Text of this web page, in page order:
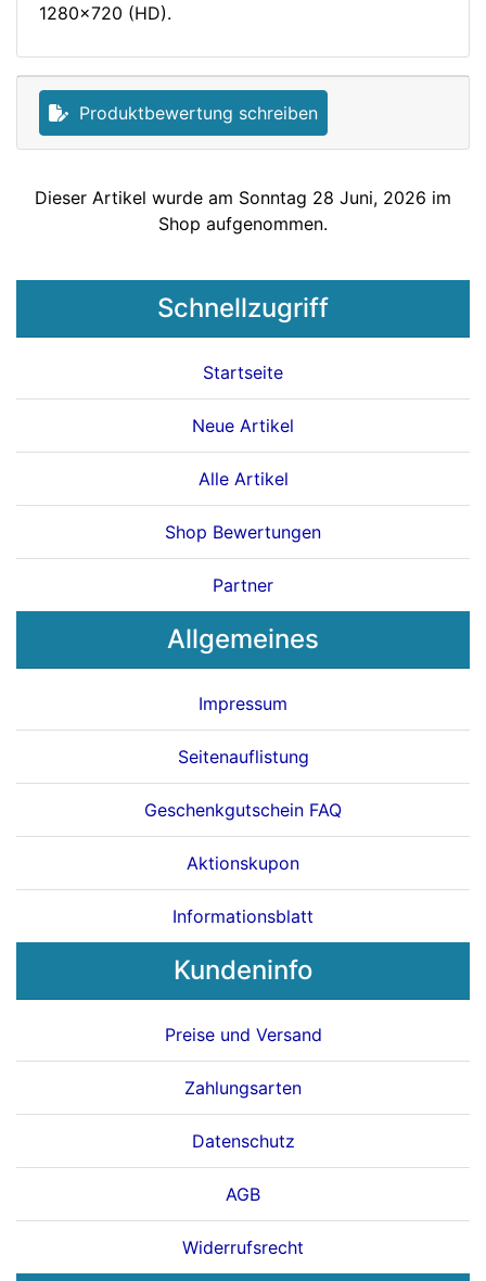
1280x720 (HD).
Produktbewertung schreiben
Dieser Artikel wurde am Sonntag 28 Juni, 2026 im
Shop aufgenommen.
Schnellzugriff
Startseite
Neue Artikel
Alle Artikel
Shop Bewertungen
Partner
Allgemeines
Impressum
Seitenauflistung
Geschenkgutschein FAQ
Aktionskupon
Informationsblatt
Kundeninfo
Preise und Versand
Zahlungsarten
Datenschutz
AGB
Widerrufsrecht